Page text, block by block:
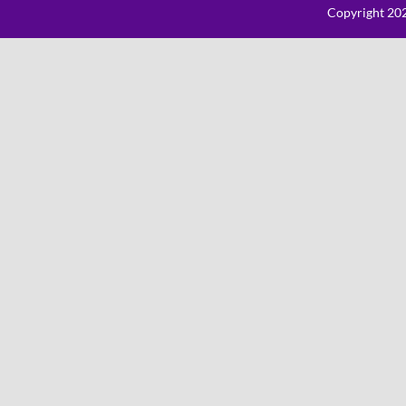
Copyright